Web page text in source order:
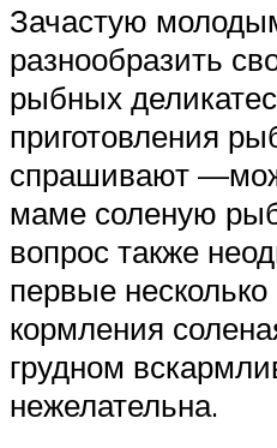
Зачастую
разнообразить
рыбных
приготовления
спрашивают
маме соленую
вопрос также
первые
кормления
грудном
нежелательна.